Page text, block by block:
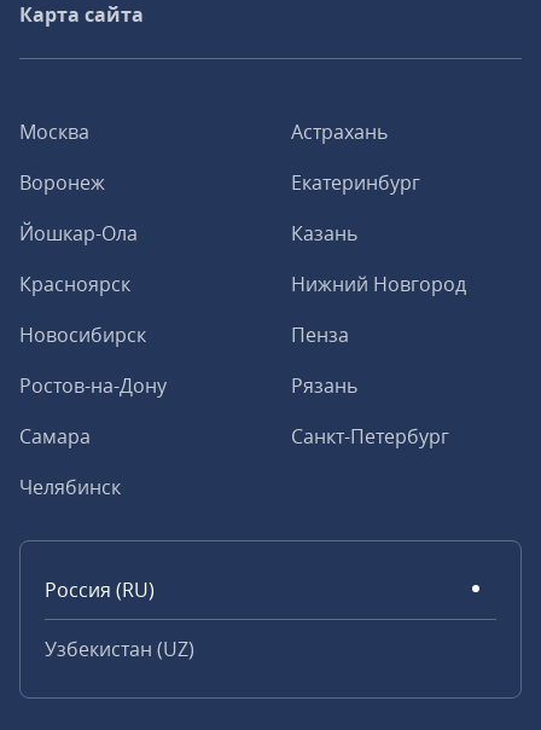
Москва
Астрахань
Воронеж
Екатеринбург
Йошкар-Ола
Казань
Красноярск
Нижний Новгород
Новосибирск
Пенза
Ростов-на-Дону
Рязань
Самара
Санкт-Петербург
Челябинск
Россия (RU)
Узбекистан (UZ)
Карта сайта